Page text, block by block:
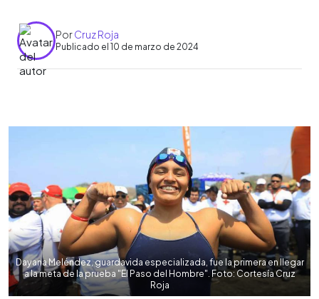
PorCruz Roja
Publicado el 10 de marzo de 2024
►
Dayana Meléndez, guardavida especializada, fue la primera en llegar
a la meta de la prueba "El Paso del Hombre". Foto: Cortesía Cruz
Roja